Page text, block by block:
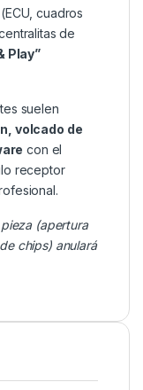
cuadros
de
Play”
suelen
volcado de
con el
receptor
(apertura
chips) anulará